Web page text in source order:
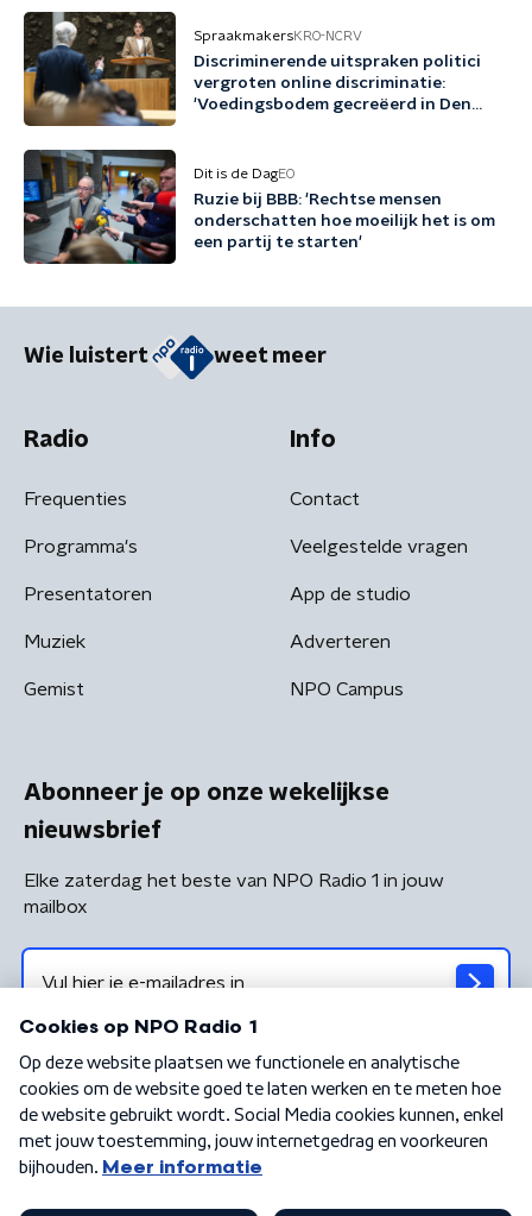
SpraakmakersKRO-NCRV
Discriminerende uitspraken politici
vergroten online discriminatie:
'Voedingsbodem gecreëerd in Den
Dit is de DagEO
Ruzie bij BBB: 'Rechtse mensen
onderschatten hoe moeilijk het is om
een partij te starten'
Wie luistert weet meer
Radio
Frequenties
Programma's
Presentatoren
Muziek
Gemist
Info
Contact
Veelgestelde vragen
App de studio
Adverteren
NPO Campus
Abonneer je op onze wekelijkse
nieuwsbrief
Elke zaterdag het beste van NPO Radio 1 in jouw
mailbox
Algemene voorwaarden